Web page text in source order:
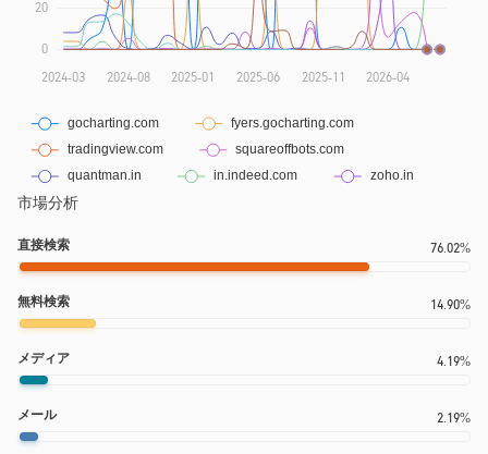
市場分析
直接検索 76.02%
無料検索 14.90%
メディア 4.19%
メール 2.19%